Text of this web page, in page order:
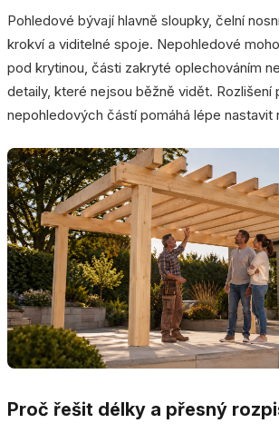
Pohledové bývají hlavně sloupky, čelní
krokví a viditelné spoje. Nepohledové
pod krytinou, části zakryté oplechováním
detaily, které nejsou běžně vidět. Rozlišení
nepohledových částí pomáhá lépe nastavit
Proč řešit délky a přesný